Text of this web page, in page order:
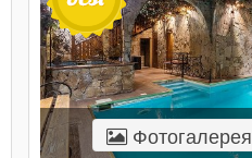
Фотогалерея